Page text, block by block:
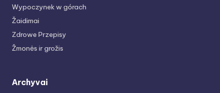
Wypoczynek w górach
Žaidimai
Zdrowe Przepisy
Žmonės ir grožis
Archyvai